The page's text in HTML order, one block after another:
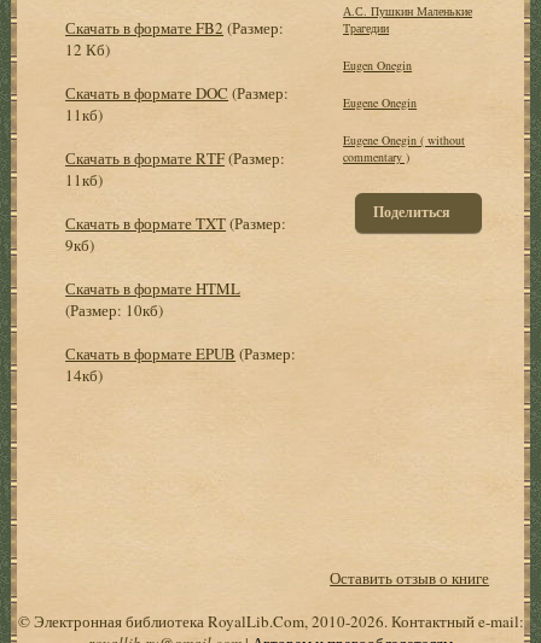
Скачать в формате FB2 (Размер:
12 Кб)
Скачать в формате DOC (Размер:
11кб)
Скачать в формате RTF(Размер:
11кб)
Скачать в формате TXT(Размер:
9кб)
Скачать в формате HTML
(Размер: 10кб)
Скачать в формате EPUB (Размер:
14кб)
А.С. Пушкин Маленькие
Трагедии
Eugen Onegin
Eugene Onegin
Eugene Onegin ( without
commentary )
Поделиться
Оставить отзыв о книге
© Электронная библиотека RoyalLib.Com, 2010-2026. Контактный e-mail: